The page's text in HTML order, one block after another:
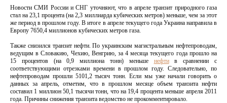
Новости СМИ России и СНГ уточняют, что в апреле транзит природного газа
стал на 23,1 процента (на 2,3 миллиарда кубических метров) меньше, чем за этот
же период в прошлом году. В итоге в апреле текущего года Украина направила в
Европу 7650,4 миллионов кубических метров газа.
Также снизился транзит нефти. По украинским магистральным нефтепроводам,
ведущим в Словакию, Чехию, Венгрию, за 4 месяца текущего года прошло на
15 процентов (на 0,9 миллиона тонн) меньше нефтив сравнении с
соответствующими отрезками времени в прошлом году. Следовательно, по
нефтепроводам прошли 5101,2 тысяч тонн. Если мы уже начали говорить о
данных за апрель, отметим, что в прошлом месяце объем транзита нефти
составил 1 миллион 50,1 тысячи тонн, что на 19,4 процента меньше апреля 2011
года. Причины снижения транзита ведомство не прокомментировало.